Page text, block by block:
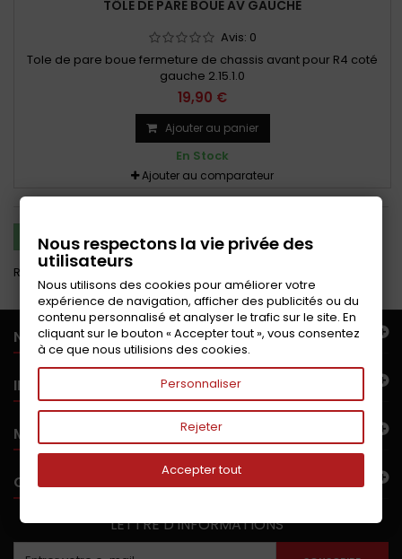
TÔLE DE PARE BOUE AV GAUCHE
Avis: 0
Tole de pare boue fermeture de chassis avant pour R4 coté
gauche 2.15.1.0
19,90 €
Ajouter au panier
En Stock
Ajouter au comparateur
COMPARER (0)
Résultats 1 - 2 sur 2.
NOTRE OFFRE
INFORMATIONS
MON COMPTE
CONTACTEZ-NOUS
LETTRE D'INFORMATIONS
Nous respectons la vie privée des
utilisateurs
Nous utilisons des cookies pour améliorer votre
expérience de navigation, afficher des publicités ou du
contenu personnalisé et analyser le trafic sur le site. En
cliquant sur le bouton « Accepter tout », vous consentez
à ce que nous utilisions des cookies.
Personnaliser
Rejeter
Accepter tout